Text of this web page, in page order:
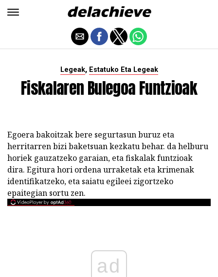
Legeak, Estatuko Eta Legeak
Fiskalaren Bulegoa Funtzioak
Egoera bakoitzak bere segurtasun buruz eta
herritarren bizi baketsuan kezkatu behar. da helburu
horiek gauzatzeko garaian, eta fiskalak funtzioak
dira. Egitura hori ordena urraketak eta krimenak
identifikatzeko, eta saiatu egileei zigortzeko
epaitegian sortu zen.
ad